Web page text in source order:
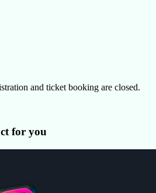
and ticket booking are closed.
for you